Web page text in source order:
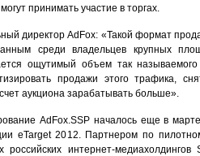
принимать участие в торгах.
директор AdFox: «Такой формат
среди владельцев крупных
ощутимый объем так называемого
продажи этого трафика,
аукциона зарабатывать больше».
AdFox.SSP началось еще в
eTarget 2012. Партнером по
интернет-